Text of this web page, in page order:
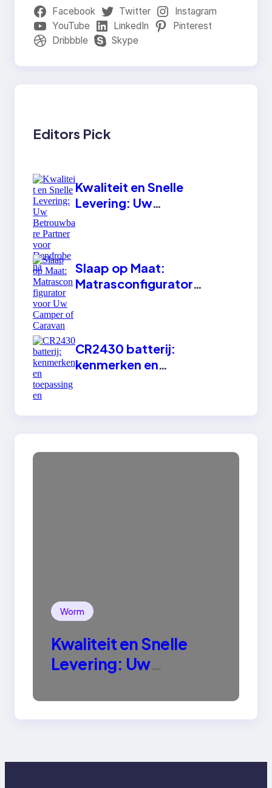
Facebook Twitter
Instagram
YouTube
LinkedIn
Pinterest
Dribbble
Skype
Editors Pick
Kwaliteit en Snelle
Levering: Uw
Slaap op Maat:
Matrasconfigurator
CR2430 batterij:
kenmerken en
Worm
Kwaliteit en Snelle
Levering: Uw
voor Dendrobena